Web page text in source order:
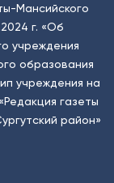
Мансийского
г. «Об
учреждения
образования
учреждения на
газеты
район»